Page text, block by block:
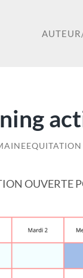
OUVERTE